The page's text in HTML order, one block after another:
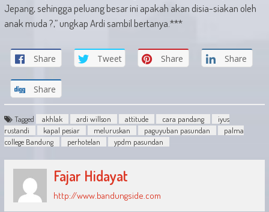
Jepang, sehingga peluang besar ini apakah akan disia-siakan oleh
anak muda ?,” ungkap Ardi sambil bertanya.***
Share Tweet Share Share
Share
Tagged akhlak ardi willson attitude cara pandang
iyus
rustandi
kapal pesiar meluruskan paguyuban pasundan
palma
college Bandung
perhotelan ypdm pasundan
Fajar Hidayat
http://www.bandungside.com